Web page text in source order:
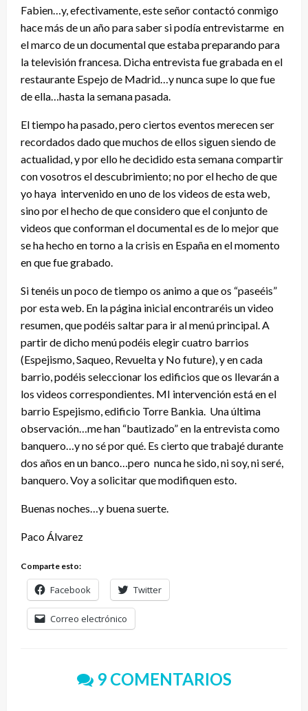
Fabien…y, efectivamente, este señor contactó conmigo
hace más de un año para saber si podía entrevistarme en
el marco de un documental que estaba preparando para
la televisión francesa. Dicha entrevista fue grabada en el
restaurante Espejo de Madrid…y nunca supe lo que fue
de ella…hasta la semana pasada.
El tiempo ha pasado, pero ciertos eventos merecen ser
recordados dado que muchos de ellos siguen siendo de
actualidad, y por ello he decidido esta semana compartir
con vosotros el descubrimiento; no por el hecho de que
yo haya intervenido en uno de los videos de esta web,
sino por el hecho de que considero que el conjunto de
videos que conforman el documental es de lo mejor que
se ha hecho en torno a la crisis en España en el momento
en que fue grabado.
Si tenéis un poco de tiempo os animo a que os “paseéis”
por esta web. En la página inicial encontraréis un video
resumen, que podéis saltar para ir al menú principal. A
partir de dicho menú podéis elegir cuatro barrios
(Espejismo, Saqueo, Revuelta y No future), y en cada
barrio, podéis seleccionar los edificios que os llevarán a
los videos correspondientes. MI intervención está en el
barrio Espejismo, edificio Torre Bankia. Una última
observación…me han “bautizado” en la entrevista como
banquero…y no sé por qué. Es cierto que trabajé durante
dos años en un banco…pero nunca he sido, ni soy, ni seré,
banquero. Voy a solicitar que modifiquen esto.
Buenas noches…y buena suerte.
Paco Álvarez
Comparte esto:
Facebook Twitter
Correo electrónico
9 COMENTARIOS